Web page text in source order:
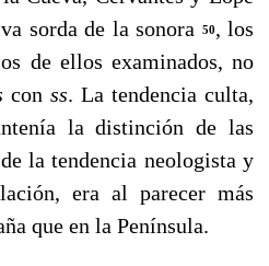
sorda de la sonora
50, los
de ellos examinados, no
con ss. La ten­dencia culta,
la distinción de las
la tendencia neologista y
era al parecer más
que en la Península.